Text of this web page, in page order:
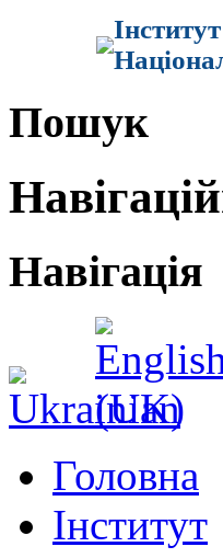
Пошук
Навігація
Головна
Інститут